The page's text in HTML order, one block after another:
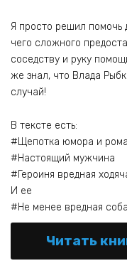
Я просто решил помочь
чего сложного
соседству и руку
же знал, что Влада
случай!
В тексте есть:
#Щепотка юмора и
#Настоящий мужчина
#Героиня вредная
И ее
#Не менее вредная
Читать